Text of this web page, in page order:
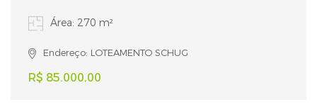
Área: 270 m²
Endereço: LOTEAMENTO SCHUG
R$ 85.000,00